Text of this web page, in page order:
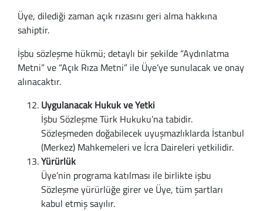
Üye, dilediği zaman açık rızasını geri alma hakkına
sahiptir.
İşbu sözleşme hükmü; detaylı bir şekilde “Aydınlatma
Metni” ve “Açık Rıza Metni” ile Üye’ye sunulacak ve onay
alınacaktır.
Uygulanacak Hukuk ve Yetki
İşbu Sözleşme Türk Hukuku’na tabidir.
Sözleşmeden doğabilecek uyuşmazlıklarda İstanbul
(Merkez) Mahkemeleri ve İcra Daireleri yetkilidir.
Yürürlük
Üye’nin programa katılması ile birlikte işbu
Sözleşme yürürlüğe girer ve Üye, tüm şartları
kabul etmiş sayılır.